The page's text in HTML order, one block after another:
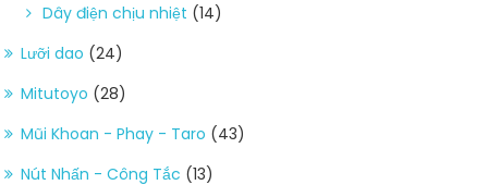
Dây điện chịu nhiệt (14)
Lưỡi dao (24)
Mitutoyo (28)
Mũi Khoan - Phay - Taro (43)
Nút Nhấn - Công Tắc (13)